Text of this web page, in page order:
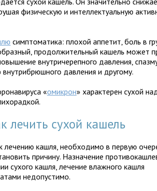
физическую и интеллектуальную
симптоматика: плохой аппетит, боль в
продолжительный кашель может
внутричерепного давления,
давления и другому.
«омикрон» характерен сухой
лечить сухой кашель
лечению кашля, необходимо в первую
причину. Назначение
сухого кашля, лечение влажного кашля
недопустимо.